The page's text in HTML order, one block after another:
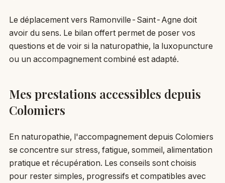
Le déplacement vers Ramonville-Saint-Agne doit
avoir du sens. Le bilan offert permet de poser vos
questions et de voir si la naturopathie, la luxopuncture
ou un accompagnement combiné est adapté.
Mes prestations accessibles depuis
Colomiers
En naturopathie, l'accompagnement depuis Colomiers
se concentre sur stress, fatigue, sommeil, alimentation
pratique et récupération. Les conseils sont choisis
pour rester simples, progressifs et compatibles avec